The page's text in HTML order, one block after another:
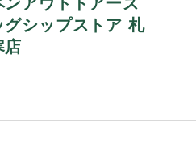
グシップストア 札
店